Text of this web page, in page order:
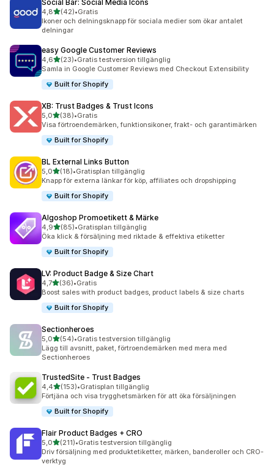
Social Bar: Social Media Icons
4,8av 5 stjärnor
(42)
42 recensioner totalt
•Gratis
Ikoner och delningsknapp för sociala medier som ökar antalet
delningar
easy Google Customer Reviews
4,6av 5 stjärnor
(23)
23 recensioner totalt
•Gratis testversion tillgänglig
Samla in Google Customer Reviews med Checkout Extensibility
Built for Shopify
XB: Trust Badges & Trust Icons
5,0av 5 stjärnor
(38)
38 recensioner totalt
•Gratis
Visa förtroendemärken, funktionsikoner, frakt- och garantimärken
Built for Shopify
BL External Links Button
5,0av 5 stjärnor
(18)
18 recensioner totalt
•Gratisplan tillgänglig
Knapp för externa länkar för köp, affiliates och dropshipping
Built for Shopify
Algoshop Promoetikett & Märke
4,9av 5 stjärnor
(85)
85 recensioner totalt
•Gratisplan tillgänglig
Öka klick & försäljning med riktade & effektiva etiketter
Built for Shopify
LV: Product Badge & Size Chart
4,7av 5 stjärnor
(36)
36 recensioner totalt
•Gratis
Boost sales with product badges, product labels & size charts
Built for Shopify
Sectionheroes
5,0av 5 stjärnor
(54)
54 recensioner totalt
•Gratis testversion tillgänglig
Lägg till avsnitt, paket, förtroendemärken med mera med
Sectionheroes
TrustedSite ‑ Trust Badges
4,4av 5 stjärnor
(153)
153 recensioner totalt
•Gratisplan tillgänglig
Förtjäna och visa trygghetsmärken för att öka försäljningen
Built for Shopify
Flair Product Badges + CRO
5,0av 5 stjärnor
(211)
211 recensioner totalt
•Gratis testversion tillgänglig
Driv försäljning med produktetiketter, märken, banderoller och CRO-
verktyg